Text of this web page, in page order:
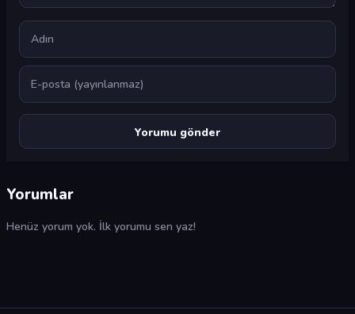
Ad
E-posta
Yorumlar
Henüz yorum yok. İlk yorumu sen yaz!